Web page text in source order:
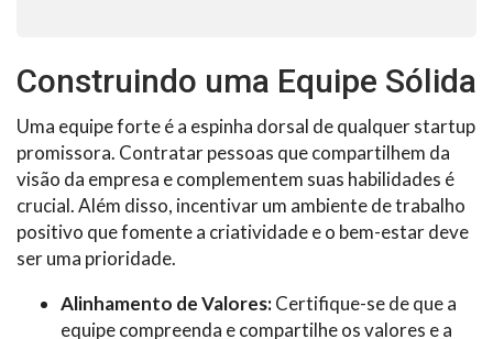
Construindo uma Equipe Sólida
Uma equipe forte é a espinha dorsal de qualquer startup
promissora. Contratar pessoas que compartilhem da
visão da empresa e complementem suas habilidades é
crucial. Além disso, incentivar um ambiente de trabalho
positivo que fomente a criatividade e o bem-estar deve
ser uma prioridade.
Alinhamento de Valores:Certifique-se de que a
equipe compreenda e compartilhe os valores e a